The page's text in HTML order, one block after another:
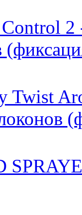
Twist